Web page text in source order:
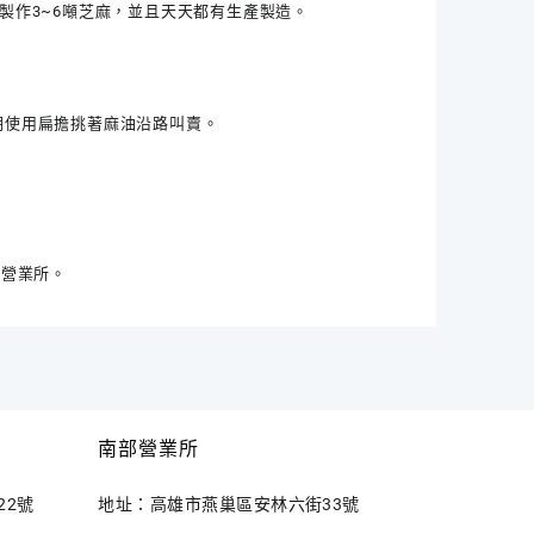
作3~6噸芝麻，並且天天都有生產製造。
用扁擔挑著麻油沿路叫賣。
業所。
號
南部營業所
地址：高雄市燕巢區安林六街33號